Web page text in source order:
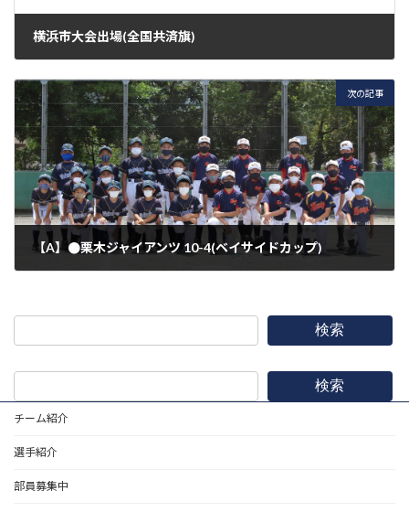
横浜市大会出場(全国共済旗)
次の記事
【A】●栗木ジャイアンツ 10-4(ベイサイドカップ)
検索
検索
チーム紹介
選手紹介
部員募集中